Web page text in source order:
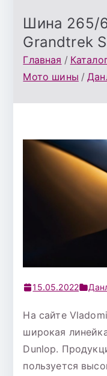
Шина 265/
Grandtrek
Главная
Мото шины
15.05.2022
На сайте
широкая
Dunlop.
пользуется